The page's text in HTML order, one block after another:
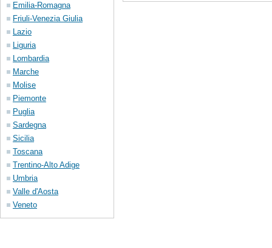
Emilia-Romagna
Friuli-Venezia Giulia
Lazio
Liguria
Lombardia
Marche
Molise
Piemonte
Puglia
Sardegna
Sicilia
Toscana
Trentino-Alto Adige
Umbria
Valle d'Aosta
Veneto